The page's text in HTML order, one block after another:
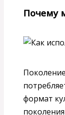
Почему
формат